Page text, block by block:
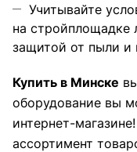
Учитывайте
на стройплощадке
защитой от пыли и
Купить в Минске
оборудование вы
интернет-
ассортимент